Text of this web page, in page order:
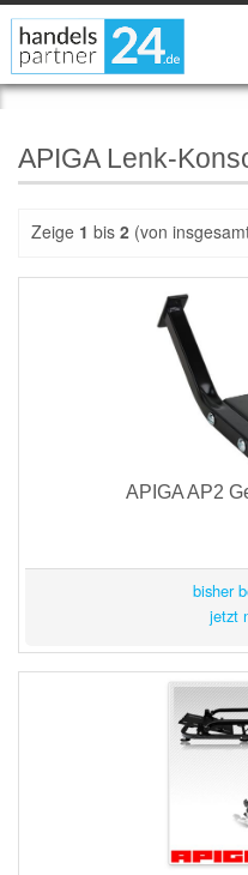
APIGA Lenk-
Zeige 1 bis 2 (von
APIGA AP2
bisher
jetzt